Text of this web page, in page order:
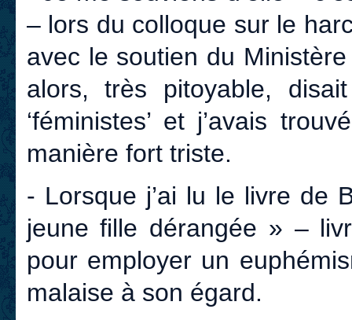
– lors du colloque sur le
avec le soutien du
alors, très pitoyable,
‘féministes’ et j’avais
manière fort triste.
- Lorsque j’ai lu le livre de
jeune fille dérangée » –
pour employer un
malaise à son égard.